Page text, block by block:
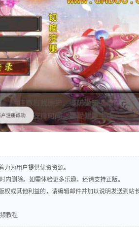
为用户提供优资资源。
删除。如需体验更多乐趣，还请支持正版。
或其他利益的，请编辑邮件并加以说明发送到站
教程